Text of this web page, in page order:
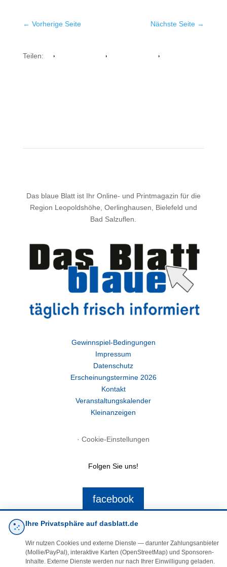
← Vorherige Seite Nächste Seite →
Teilen: Facebook Whatsapp Twitter
Das blaue Blatt ist Ihr Online- und Printmagazin für die
Region Leopoldshöhe, Oerlinghausen, Bielefeld und
Bad Salzuflen.
Gewinnspiel-Bedingungen
Impressum
Datenschutz
Erscheinungstermine 2026
Kontakt
Veranstaltungskalender
Kleinanzeigen
·Cookie-Einstellungen
Folgen Sie uns!
facebook
Ihre Privatsphäre auf dasblatt.de
Wir nutzen Cookies und externe Dienste — darunter Zahlungsanbieter
(Mollie/PayPal), interaktive Karten (OpenStreetMap) und Sponsoren-
Inhalte. Externe Dienste werden nur nach Ihrer Einwilligung geladen.